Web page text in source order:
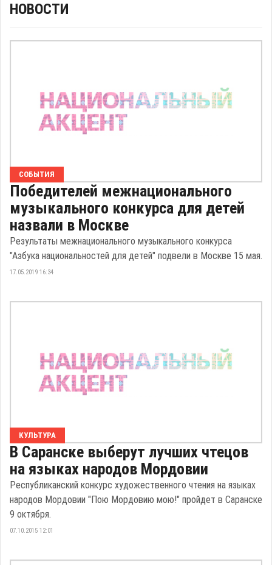
НОВОСТИ
СОБЫТИЯ
Победителей межнационального
музыкального конкурса для детей
назвали в Москве
Результаты межнационального музыкального конкурса
"Азбука национальностей для детей" подвели в Москве 15 мая.
17.05.2019 16:34
КУЛЬТУРА
В Саранске выберут лучших чтецов
на языках народов Мордовии
Республиканский конкурс художественного чтения на языках
народов Мордовии "Пою Мордовию мою!" пройдет в Саранске
9 октября.
07.10.2015 12:01